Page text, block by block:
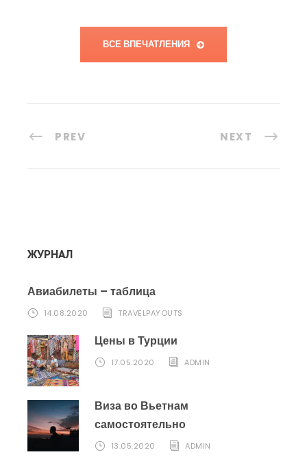
ВСЕ ВПЕЧАТЛЕНИЯ
PREV NEXT
ЖУРНАЛ
Авиабилеты – таблица
14.08.2020 TRAVELPAYOUTS
Цены в Турции
17.05.2020 ADMIN
Виза во Вьетнам
самостоятельно
13.05.2020 ADMIN